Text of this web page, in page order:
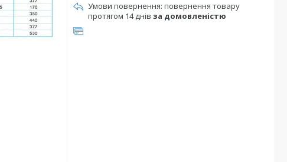
повернення товару
протягом 14 днів за домовленістю